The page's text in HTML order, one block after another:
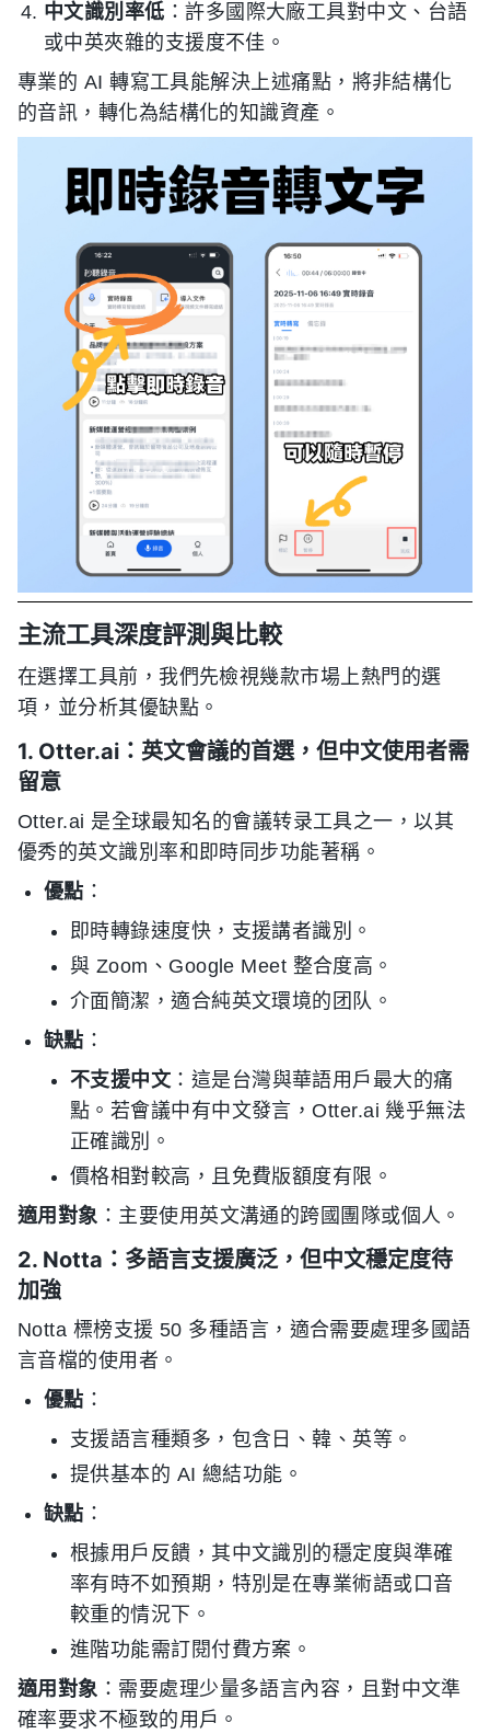
中文識別率低 ：許多國際大廠工具對中文、台語
或中英夾雜的支援度不佳。
專業的 AI 轉寫工具能解決上述痛點，將非結構化
的音訊，轉化為結構化的知識資產。
主流工具深度評測與比較
在選擇工具前，我們先檢視幾款市場上熱門的選
項，並分析其優缺點。
1. Otter.ai：英文會議的首選，但中文使用者需
留意
Otter.ai 是全球最知名的會議转录工具之一，以其
優秀的英文識別率和即時同步功能著稱。
優點 ：
即時轉錄速度快，支援講者識別。
與 Zoom、Google Meet 整合度高。
介面簡潔，適合純英文環境的团队。
缺點 ：
不支援中文：這是台灣與華語用戶最大的痛
點。若會議中有中文發言，Otter.ai 幾乎無法
正確識別。
價格相對較高，且免費版額度有限。
適用對象 ：主要使用英文溝通的跨國團隊或個人。
2. Notta：多語言支援廣泛，但中文穩定度待
加強
Notta 標榜支援 50 多種語言，適合需要處理多國語
言音檔的使用者。
優點 ：
支援語言種類多，包含日、韓、英等。
提供基本的 AI 總結功能。
缺點 ：
根據用戶反饋，其中文識別的穩定度與準確
率有時不如預期，特別是在專業術語或口音
較重的情況下。
進階功能需訂閱付費方案。
適用對象 ：需要處理少量多語言內容，且對中文準
確率要求不極致的用戶。